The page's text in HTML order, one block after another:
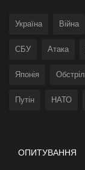
Україна Війна
СБУ Атака
Японія Обстріл
Путін НАТО
ОПИТУВАННЯ